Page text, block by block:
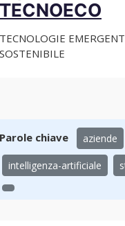
TECNOECO
TECNOLOGIE
SOSTENIBILE
Parole chiave aziende
intelligenza-artificiale